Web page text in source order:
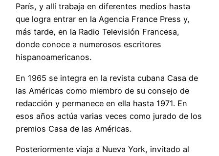
París, y allí trabaja en diferentes medios hasta
que logra entrar en la Agencia France Press y,
más tarde, en la Radio Televisión Francesa,
donde conoce a numerosos escritores
hispanoamericanos.
En 1965 se integra en la revista cubana Casa de
las Américas como miembro de su consejo de
redacción y permanece en ella hasta 1971. En
esos años actúa varias veces como jurado de los
premios Casa de las Américas.
Posteriormente viaja a Nueva York, invitado al